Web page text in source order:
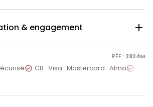
& engagement 
RÉF : 2824M
 CB · Visa · Mastercard · Alma